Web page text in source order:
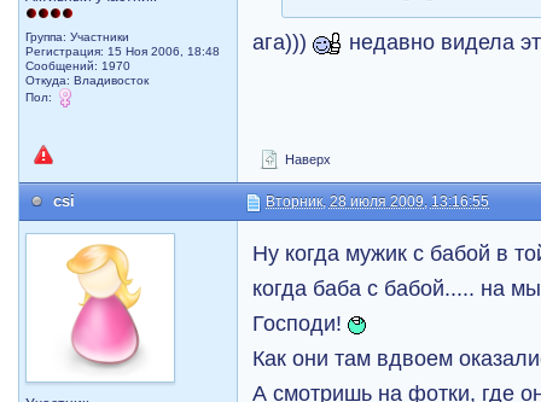
Группа: Участники
Регистрация: 15 Ноя 2006, 18:48
Сообщений: 1970
Откуда: Владивосток
Пол:
ага))) недавно видела
Наверх
csi Вторник, 28 июля 2009, 13:16:55
Ну когда мужик с бабой в
когда баба с бабой..... на
Господи!
Как они там вдвоем
А смотришь на фотки, где